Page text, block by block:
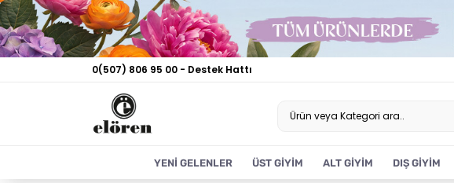
0(507) 806 95 00 - Destek Hattı
YENİ GELENLER ÜST GİYİM ALT GİYİM DIŞ GİYİM